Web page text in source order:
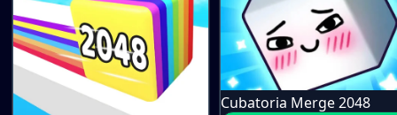
Cubatoria Merge 2048